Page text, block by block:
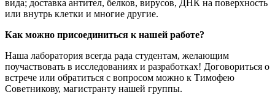
вида; доставка антител, белков, вирусов, ДНК на поверхность
или внутрь клетки и многие другие.
Как можно присоединиться к нашей работе?
Наша лаборатория всегда рада студентам, желающим
поучаствовать в исследованиях и разработках! Договориться о
встрече или обратиться с вопросом можно к Тимофею
Советникову, магистранту нашей группы.